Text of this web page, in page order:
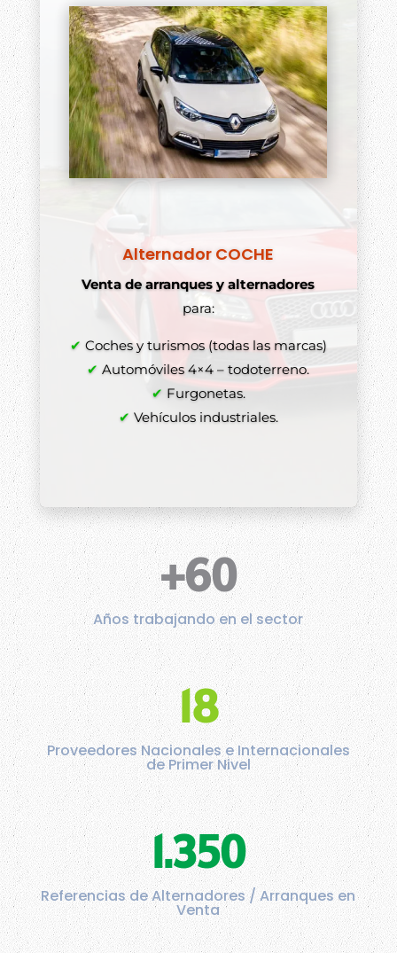
Alternador COCHE
Venta de arranques y alternadores
para:
✔ Coches y turismos (todas las marcas)
✔ Automóviles 4×4 – todoterreno.
✔ Furgonetas.
✔ Vehículos industriales.
+60
Años trabajando en el sector
18
Proveedores Nacionales e Internacionales
de Primer Nivel
1.350
Referencias de Alternadores / Arranques en
Venta